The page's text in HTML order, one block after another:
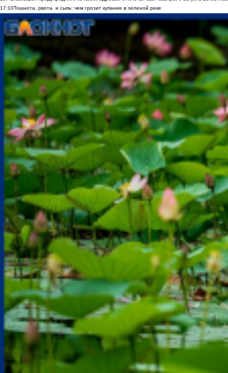
17:10Тошнота, рвота и сыпь: чем грозит купание в зеленой реке